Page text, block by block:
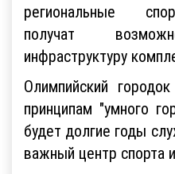
региональные
получат
инфраструктуру
Олимпийский
принципам "умного
будет долгие годы
важный центр спорта